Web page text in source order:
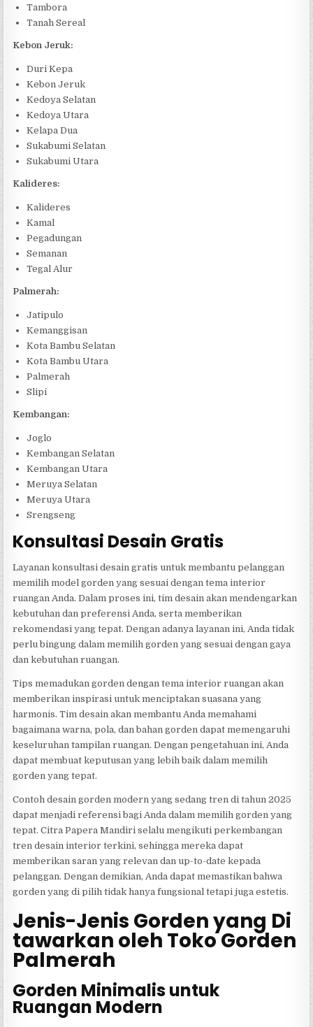
Tambora
Tanah Sereal
Kebon Jeruk:
Duri Kepa
Kebon Jeruk
Kedoya Selatan
Kedoya Utara
Kelapa Dua
Sukabumi Selatan
Sukabumi Utara
Kalideres:
Kalideres
Kamal
Pegadungan
Semanan
Tegal Alur
Palmerah:
Jatipulo
Kemanggisan
Kota Bambu Selatan
Kota Bambu Utara
Palmerah
Slipi
Kembangan:
Joglo
Kembangan Selatan
Kembangan Utara
Meruya Selatan
Meruya Utara
Srengseng
Konsultasi Desain Gratis
Layanan konsultasi desain gratis untuk membantu pelanggan
memilih model gorden yang sesuai dengan tema interior
ruangan Anda. Dalam proses ini, tim desain akan mendengarkan
kebutuhan dan preferensi Anda, serta memberikan
rekomendasi yang tepat. Dengan adanya layanan ini, Anda tidak
perlu bingung dalam memilih gorden yang sesuai dengan gaya
dan kebutuhan ruangan.
Tips memadukan gorden dengan tema interior ruangan akan
memberikan inspirasi untuk menciptakan suasana yang
harmonis. Tim desain akan membantu Anda memahami
bagaimana warna, pola, dan bahan gorden dapat memengaruhi
keseluruhan tampilan ruangan. Dengan pengetahuan ini, Anda
dapat membuat keputusan yang lebih baik dalam memilih
gorden yang tepat.
Contoh desain gorden modern yang sedang tren di tahun 2025
dapat menjadi referensi bagi Anda dalam memilih gorden yang
tepat. Citra Papera Mandiri selalu mengikuti perkembangan
tren desain interior terkini, sehingga mereka dapat
memberikan saran yang relevan dan up-to-date kepada
pelanggan. Dengan demikian, Anda dapat memastikan bahwa
gorden yang di pilih tidak hanya fungsional tetapi juga estetis.
Jenis-Jenis Gorden yang Di
tawarkan oleh Toko Gorden
Palmerah
Gorden Minimalis untuk
Ruangan Modern